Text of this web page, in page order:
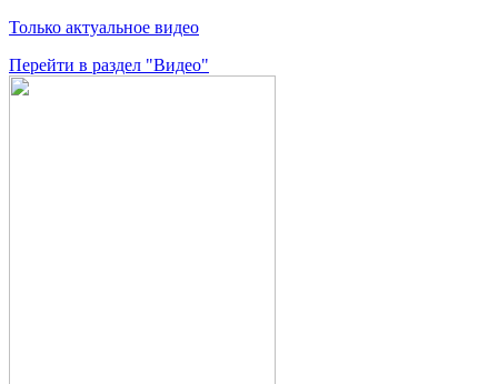
Только актуальное видео
Перейти в раздел "Видео"